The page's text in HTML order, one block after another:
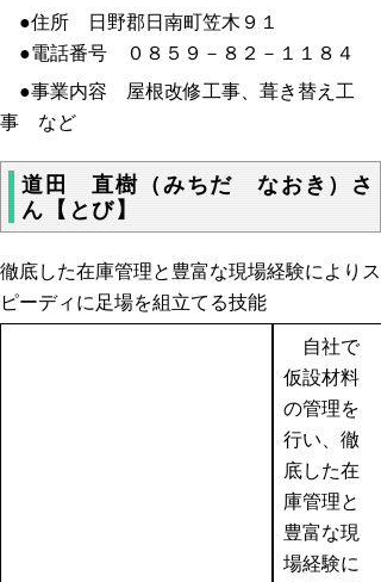
●住所 日野郡日南町笠木９１
●電話番号 ０８５９－８２－１１８４
●事業内容 屋根改修工事、葺き替え工
事 など
道田 直樹（みちだ なおき）さ
ん【とび】
徹底した在庫管理と豊富な現場経験によりス
ピーディに足場を組立てる技能
自社で
仮設材料
の管理を
行い、徹
底した在
庫管理と
豊富な現
場経験に